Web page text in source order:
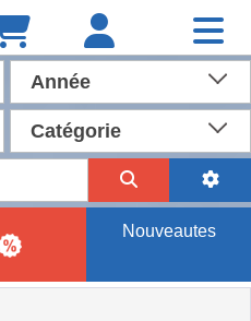
Année
Catégorie
Nouveautes